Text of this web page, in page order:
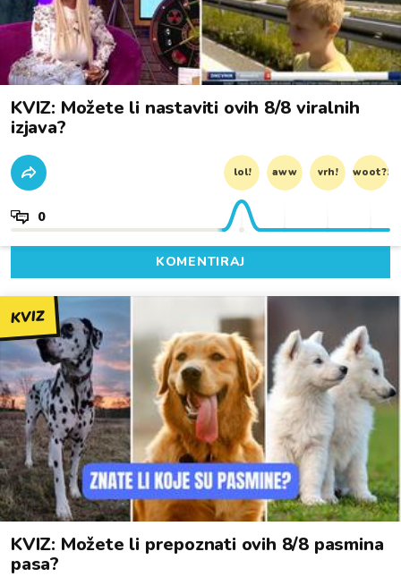
KVIZ: Možete li nastaviti ovih 8/8 viralnih
izjava?
lol! aww vrh! woot?!
0
KOMENTIRAJ
KVIZ
KVIZ: Možete li prepoznati ovih 8/8 pasmina
pasa?